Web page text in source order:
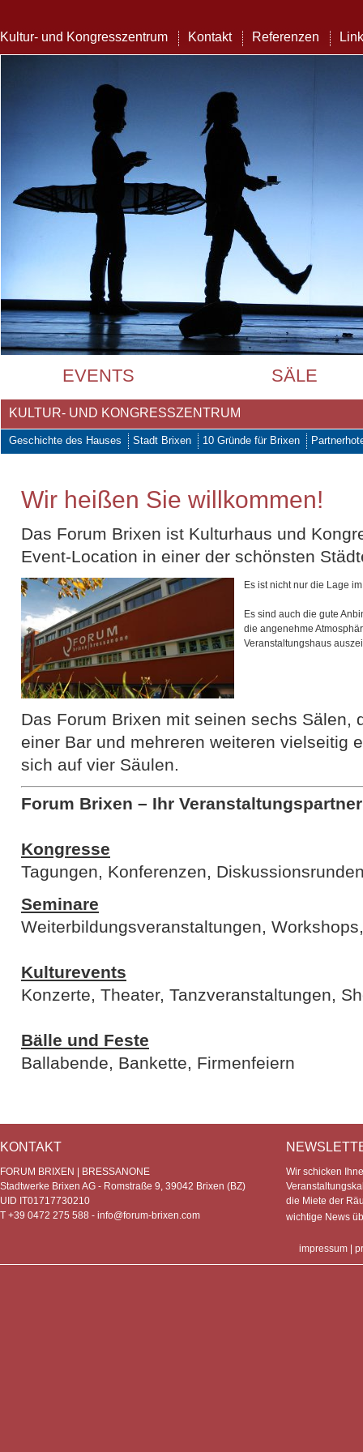
Kultur- und Kongresszentrum Kontakt Referenzen
EVENTS SÄLE
KULTUR- UND KONGRESSZENTRUM
Geschichte des Hauses Stadt Brixen 10 Gründe für Brixen
Wir heißen Sie willkommen!
Das Forum Brixen ist Kulturhaus und
Event-Location in einer der schönsten
Es ist nicht nur die Lage
Es sind auch die gute
die angenehme
Veranstaltungshaus
Das Forum Brixen mit seinen sechs Sälen,
einer Bar und mehreren weiteren vielseitig
sich auf vier Säulen.
Forum Brixen – Ihr
Kongresse
Tagungen, Konferenzen,
Seminare
Weiterbildungsveranstaltungen,
Kulturevents
Konzerte, Theater, Tanzveranstaltungen,
Bälle und Feste
Ballabende, Bankette, Firmenfeiern
KONTAKT
FORUM BRIXEN | BRESSANONE
Stadtwerke Brixen AG - Romstraße 9, 39042 Brixen (BZ)
UID IT01717730210
T +39 0472 275 588 - info@forum-brixen.com
Wir schicken
die Miete der
wichtige News
impressum